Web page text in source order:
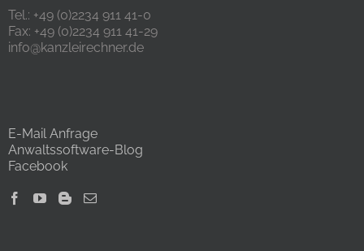
Tel.: +49 (0)2234 911 41-0
Fax: +49 (0)2234 911 41-29
info@kanzleirechner.de
E-Mail Anfrage
Anwaltssoftware-Blog
Facebook